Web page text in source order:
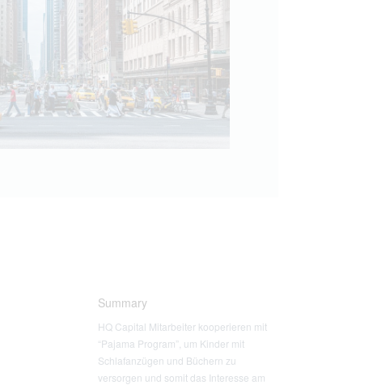
Summary
HQ Capital Mitarbeiter kooperieren mit
“Pajama Program”, um Kinder mit
Schlafanzügen und Büchern zu
versorgen und somit das Interesse am